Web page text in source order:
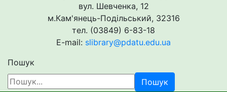
вул. Шевченка, 12
м.Кам'янець-Подільський, 32316
тел. (03849) 6-83-18
E-mail: slibrary@pdatu.edu.ua
Пошук
Пошук